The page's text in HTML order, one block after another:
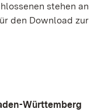
stehen an
den Download zur
Württemberg